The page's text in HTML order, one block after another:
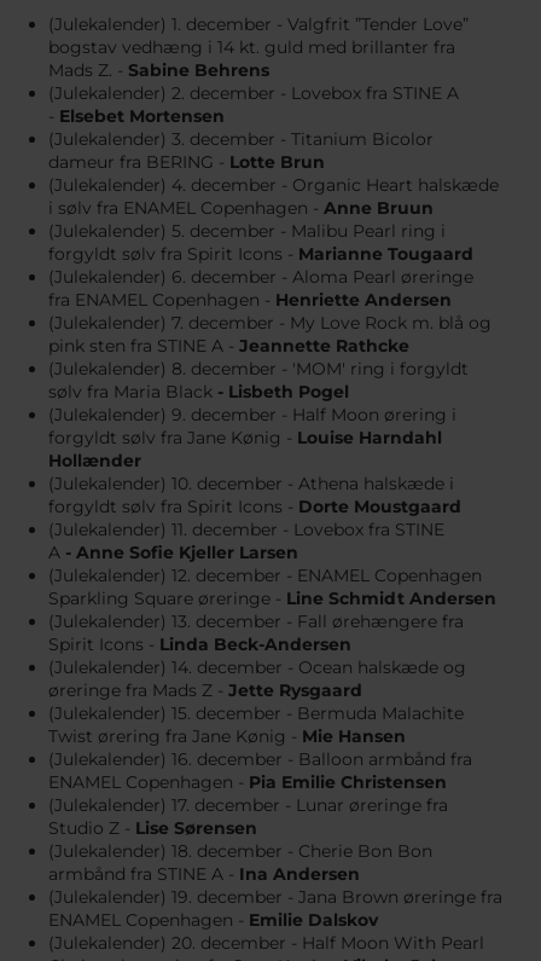
(Julekalender) 1. december - Valgfrit ”Tender Love”
bogstav vedhæng i 14 kt. guld med brillanter fra
Mads Z. - Sabine Behrens
(Julekalender) 2. december - Lovebox fra STINE A
- Elsebet Mortensen
(Julekalender) 3. december - Titanium Bicolor
dameur fra BERING - Lotte Brun
(Julekalender) 4. december - Organic Heart halskæde
i sølv fra ENAMEL Copenhagen - Anne Bruun
(Julekalender) 5. december - Malibu Pearl ring i
forgyldt sølv fra Spirit Icons - Marianne Tougaard
(Julekalender) 6. december - Aloma Pearl øreringe
fra ENAMEL Copenhagen - Henriette Andersen
(Julekalender) 7. december - My Love Rock m. blå og
pink sten fra STINE A - Jeannette Rathcke
(Julekalender) 8. december - 'MOM' ring i forgyldt
sølv fra Maria Black- Lisbeth Pogel
(Julekalender) 9. december - Half Moon ørering i
forgyldt sølv fra Jane Kønig - Louise Harndahl
Hollænder
(Julekalender) 10. december - Athena halskæde i
forgyldt sølv fra Spirit Icons - Dorte Moustgaard
(Julekalender) 11. december - Lovebox fra STINE
A- Anne Sofie Kjeller Larsen
(Julekalender) 12. december - ENAMEL Copenhagen
Sparkling Square øreringe - Line Schmidt Andersen
(Julekalender) 13. december - Fall ørehængere fra
Spirit Icons - Linda Beck-Andersen​
(Julekalender) 14. december - Ocean halskæde og
øreringe fra Mads Z - Jette Rysgaard
(Julekalender) 15. december - Bermuda Malachite
Twist ørering fra Jane Kønig - Mie Hansen
(Julekalender) 16. december - Balloon armbånd fra
ENAMEL Copenhagen - Pia Emilie Christensen
(Julekalender) 17. december - Lunar øreringe fra
Studio Z - Lise Sørensen
(Julekalender) 18. december - Cherie Bon Bon
armbånd fra STINE A - Ina Andersen
(Julekalender) 19. december - Jana Brown øreringe fra
ENAMEL Copenhagen - Emilie Dalskov
(Julekalender) 20. december - Half Moon With Pearl